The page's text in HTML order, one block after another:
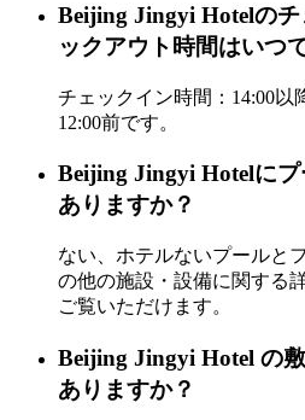
Beijing Jingyi Hotelの
ックアウト時間はいつ
チェックイン時間：14:00以
12:00前です。
Beijing Jingyi Hotelに
ありますか？
ない、ホテルないプールと
の他の施設・設備に関する
ご覧いただけます。
Beijing Jingyi Hotel の
ありますか？